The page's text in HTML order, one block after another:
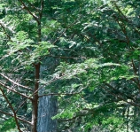
お知ら
適応
PLAT
気候変